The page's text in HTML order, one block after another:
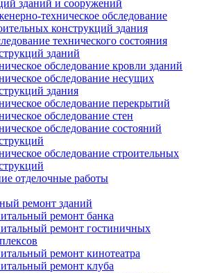
зданий и сооружений
техническое обследование
конструкций здания
технического состояния
зданий
обследование кровли зданий
обследование несущих
здания
обследование перекрытий
обследование стен
обследование состояний
обследование строительных
отделочные работы
ремонт зданий
ремонт банка
ремонт гостиничных
ремонт кинотеатра
ремонт клуба